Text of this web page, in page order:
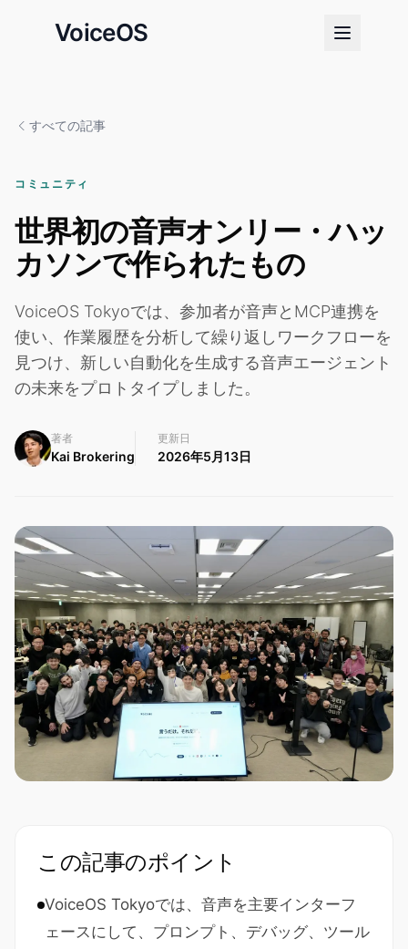
VoiceOS
すべての記事
コミュニティ
世界初の音声オンリー・ハッ
カソンで作られたもの
VoiceOS Tokyoでは、参加者が音声とMCP連携を
使い、作業履歴を分析して繰り返しワークフローを
見つけ、新しい自動化を生成する音声エージェント
の未来をプロトタイプしました。
著者
Kai Brokering
更新日
2026年5月13日
この記事のポイント
VoiceOS Tokyoでは、音声を主要インターフ
ェースにして、プロンプト、デバッグ、ツール